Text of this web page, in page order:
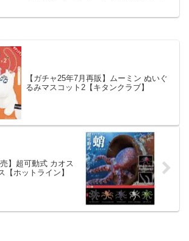
【ガチャ25年7月再販】ムーミン ぬいぐ
るみマスコット2【キタンクラブ】
】超可動式 カオス
【ホットライン】